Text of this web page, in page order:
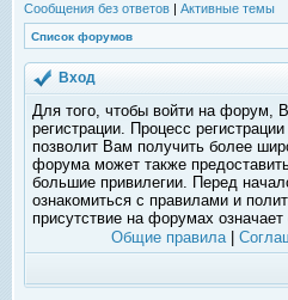
Сообщения без ответов | Активные темы
Список форумов
Вход
Для того, чтобы войти на форум,
регистрации. Процесс
позволит Вам получить более
форума может также
большие привилегии. Перед
ознакомиться с правилами и
присутствие на форумах означает
Общие правила|